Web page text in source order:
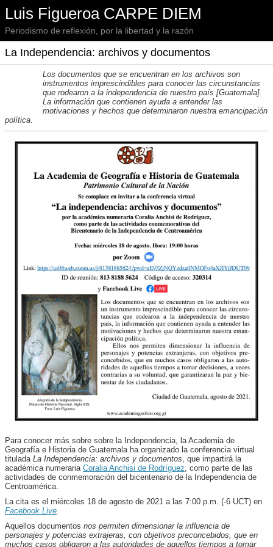
Luis Figueroa CARPE DIEM
Periodismo de reflexión, por la libertad y la razón
La Independencia: archivos y documentos
Los documentos que se encuentran en los archivos son
instrumentos imprescindibles para conocer las circunstancias
que rodearon a la independencia de nuestro país [Guatemala].
La información que contienen ayuda a entender las
motivaciones y hechos que determinaron nuestra emancipación
política.
Para conocer más sobre sobre la Independencia, la Academia de
Geografía e Historia de Guatemala ha organizado la conferencia virtual
titulada La Independencia: archivos y documentos, que impartirá la
académica numeraria Coralia Anchisi de Rodríguez, como parte de las
actividades de conmemoración del bicentenario de la Independencia de
Centroamérica.
La cita es el miércoles 18 de agosto de 2021 a las 7:00 p.m. (-6 UCT) en
Facebook Live.
Aquellos documentos nos permiten dimensionar la influencia de
personajes y potencias extrajeras, con objetivos preconcebidos, que en
muchos casos obligaron a las autoridades de aquellos tiempos a tomar